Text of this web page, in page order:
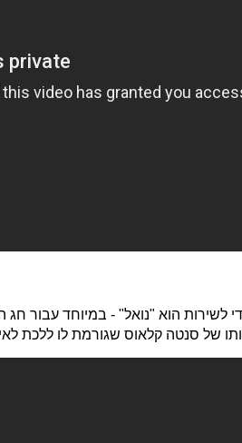
לשירות הוא "נואל" - במיוחד עבור חג
של סנטה קלאוס שגורמת לו ללכת